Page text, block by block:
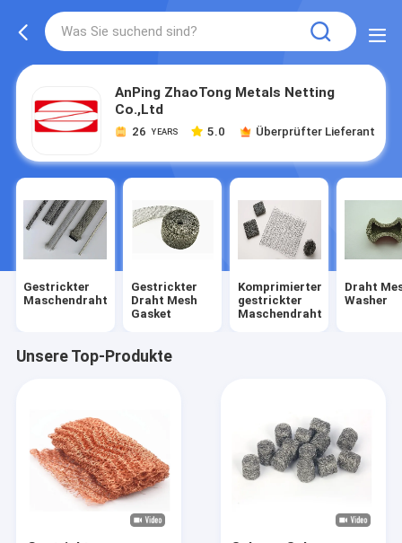
AnPing ZhaoTong Metals Netting
Co.,Ltd
26 YEARS 5.0 Überprüfter Lieferant
Gestrickter
Maschendraht
Gestrickter
Draht Mesh
Gasket
Komprimierter
gestrickter
Maschendraht
Draht
Washer
Unsere Top-Produkte